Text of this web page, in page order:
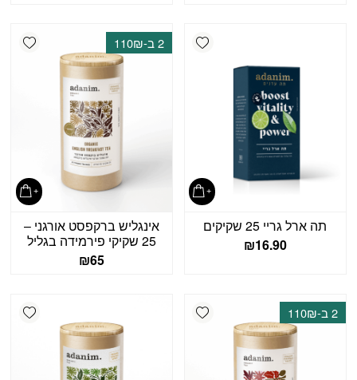
Add wishlist
תה ארל גריי 25 שקיקים
₪16.90
2 ב-110₪
אינגליש ברקפסט אורגני –
25 שקיקי פירמידה בגליל
₪65
Add wishlist 2 ב-110₪